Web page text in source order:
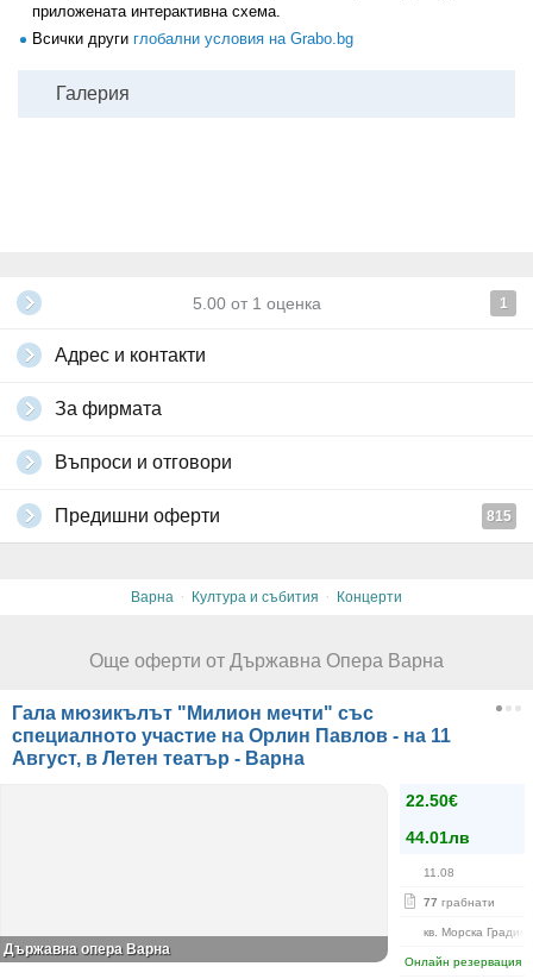
приложената интерактивна схема.
Всички други глобални условия на Grabo.bg
Галерия
5.00 от 1 оценка 1
Адрес и контакти
За фирмата
Въпроси и отговори
Предишни оферти 815
Варна · Култура и събития · Концерти
Още оферти от Държавна Опера Варна
Гала мюзикълът "Милион мечти" със
специалното участие на Орлин Павлов - на 11
Август, в Летен театър - Варна
22.50€
44.01лв
11.08
77 грабнати
кв. Морска Градина
Онлайн резервация
Държавна опера Варна